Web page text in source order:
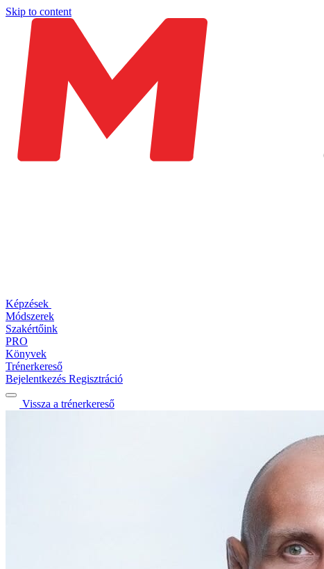
Skip to content
Képzések
Módszerek
Szakértőink
PRO
Könyvek
Trénerkereső
Bejelentkezés Regisztráció
Vissza a trénerkereső